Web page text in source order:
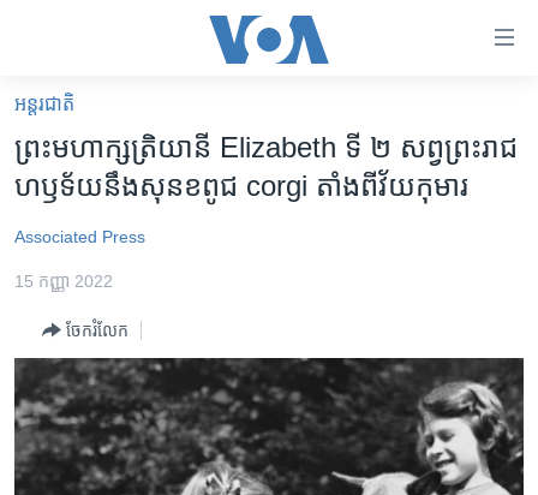
គេហទំព័រ​
ទាក់ទង
រំលង​
និង​
ទំព័រ​
ម្តង
រំលង​
និង​
ចូល​
ទៅ​
អន្តរជាតិ
ហេឡូវីអូអេ
កម្ពុជាច្នៃប្រតិដ្ឋ
ព្រឹត្តិការណ៍ព័ត៌មាន
ទូរទស្សន៍ / វីដេអូ​
វិទ្យុ / ផតខាសថ៍
អន្តរជាតិ
ព្រះមហាក្សត្រិយានី​ Elizabeth ទី ២ សព្វ​ព្រះរាជ​
ហឫទ័យ​នឹង​សុនខ​ពូជ corgi តាំង​ពី​វ័យ​កុមារ
Associated Press
15 កញ្ញា 2022
ចែករំលែក